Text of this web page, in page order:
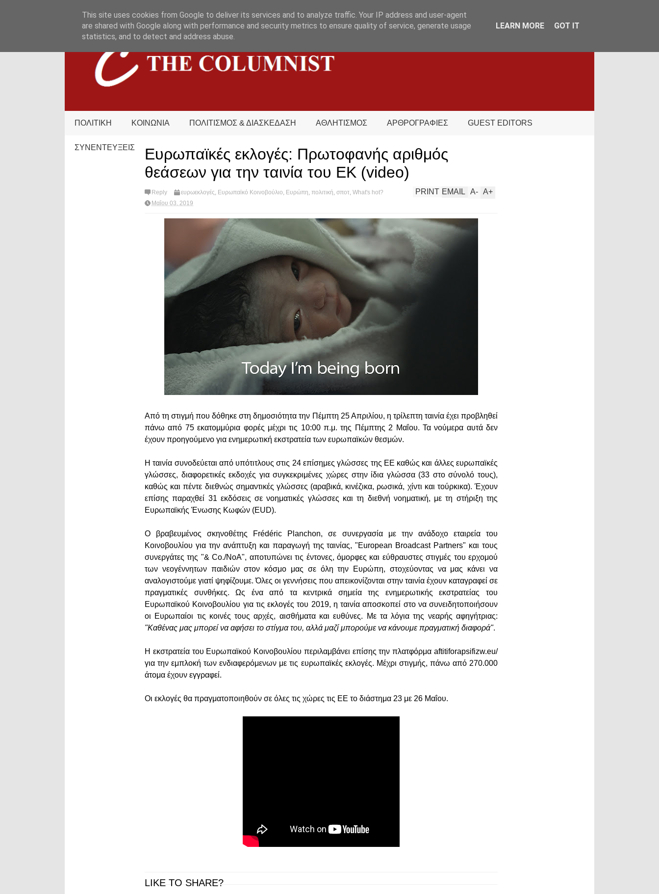
ΠΟΛΙΤΙΚΗ ΚΟΙΝΩΝΙΑ ΠΟΛΙΤΙΣΜΟΣ & ΔΙΑΣΚΕΔΑΣΗ ΑΘΛΗΤΙΣΜΟΣ ΑΡΘΡΟΓΡΑΦΙΕΣ GUEST EDITORS
ΣΥΝΕΝΤΕΥΞΕΙΣ
Ευρωπαϊκές εκλογές: Πρωτοφανής αριθμός
θεάσεων για την ταινία του ΕΚ (video)
Reply ευρωεκλογές Ευρωπαϊκό Κοινοβούλιο Ευρώπη πολιτική σποτ What's hot?
Μαΐου 03, 2019
A+
A-
EMAIL
PRINT
Από τη στιγμή που δόθηκε στη δημοσιότητα την Πέμπτη 25 Απριλίου, η τρίλεπτη ταινία έχει προβληθεί
πάνω από 75 εκατομμύρια φορές μέχρι τις 10:00 π.μ. της Πέμπτης 2 Μαΐου. Τα νούμερα αυτά δεν
έχουν προηγούμενο για ενημερωτική εκστρατεία των ευρωπαϊκών θεσμών.
Η ταινία συνοδεύεται από υπότιτλους στις 24 επίσημες γλώσσες της ΕΕ καθώς και άλλες ευρωπαϊκές
γλώσσες, διαφορετικές εκδοχές για συγκεκριμένες χώρες στην ίδια γλώσσα (33 στο σύνολό τους),
καθώς και πέντε διεθνώς σημαντικές γλώσσες (αραβικά, κινέζικα, ρωσικά, χίντι και τούρκικα). Έχουν
επίσης παραχθεί 31 εκδόσεις σε νοηματικές γλώσσες και τη διεθνή νοηματική, με τη στήριξη της
Ευρωπαϊκής Ένωσης Κωφών (EUD).
Ο βραβευμένος σκηνοθέτης Frédéric Planchon, σε συνεργασία με την ανάδοχο εταιρεία του
Κοινοβουλίου για την ανάπτυξη και παραγωγή της ταινίας, "European Broadcast Partners" και τους
συνεργάτες της "& Co./NoA", αποτυπώνει τις έντονες, όμορφες και εύθραυστες στιγμές του ερχομού
των νεογέννητων παιδιών στον κόσμο μας σε όλη την Ευρώπη, στοχεύοντας να μας κάνει να
αναλογιστούμε γιατί ψηφίζουμε. Όλες οι γεννήσεις που απεικονίζονται στην ταινία έχουν καταγραφεί σε
πραγματικές συνθήκες. Ως ένα από τα κεντρικά σημεία της ενημερωτικής εκστρατείας του
Ευρωπαϊκού Κοινοβουλίου για τις εκλογές του 2019, η ταινία αποσκοπεί στο να συνειδητοποιήσουν
οι Ευρωπαίοι τις κοινές τους αρχές, αισθήματα και ευθύνες. Με τα λόγια της νεαρής αφηγήτριας:
"Καθένας μας μπορεί να αφήσει το στίγμα του, αλλά μαζί μπορούμε να κάνουμε πραγματική διαφορά".
Η εκστρατεία του Ευρωπαϊκού Κοινοβουλίου περιλαμβάνει επίσης την πλατφόρμα aftitiforapsifizw.eu/
για την εμπλοκή των ενδιαφερόμενων με τις ευρωπαϊκές εκλογές. Μέχρι στιγμής, πάνω από 270.000
άτομα έχουν εγγραφεί.
Οι εκλογές θα πραγματοποιηθούν σε όλες τις χώρες τις ΕΕ το διάστημα 23 με 26 Μαΐου.
LIKE TO SHARE?
This site uses cookies from Google to deliver its services and to analyze traffic. Your IP address and user-agent
are shared with Google along with performance and security metrics to ensure quality of service, generate usage
statistics, and to detect and address abuse.
LEARN MORE GOT IT